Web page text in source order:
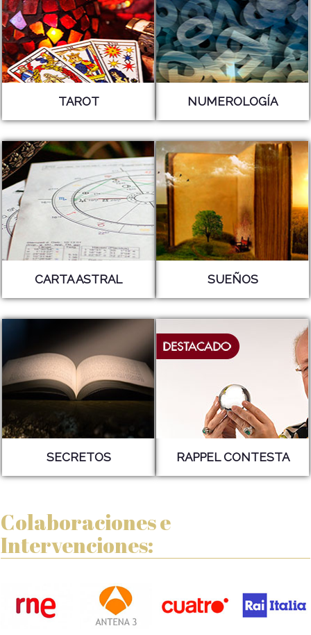
TAROT NUMEROLOGÍA
CARTA ASTRAL SUEÑOS
SECRETOS RAPPEL CONTESTA
Colaboraciones e
Intervenciones: